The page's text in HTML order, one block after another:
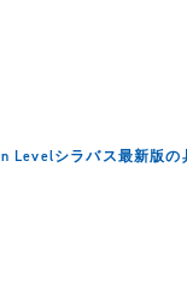
Levelシラバス最新版